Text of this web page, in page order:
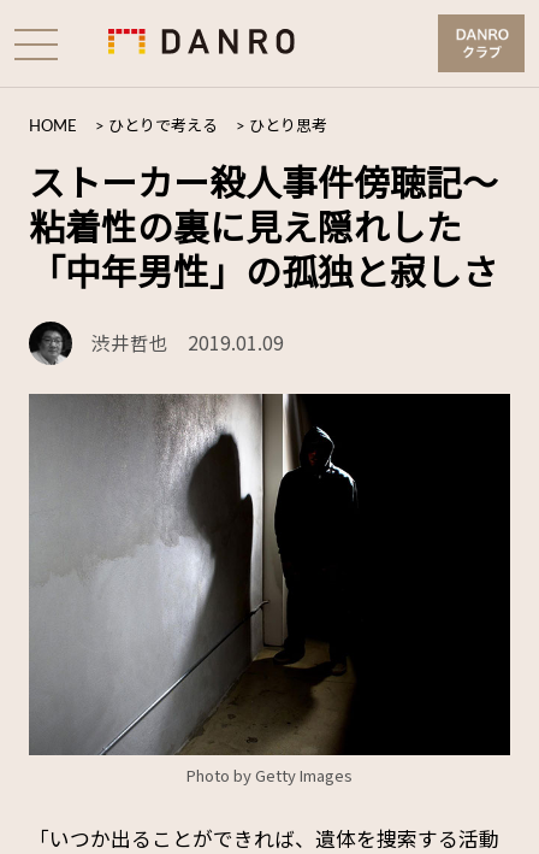
HOME > ひとりで考える > ひとり思考
ストーカー殺人事件傍聴記～
粘着性の裏に見え隠れした
「中年男性」の孤独と寂しさ
渋井哲也 2019.01.09
Photo by Getty Images
「いつか出ることができれば、遺体を捜索する活動